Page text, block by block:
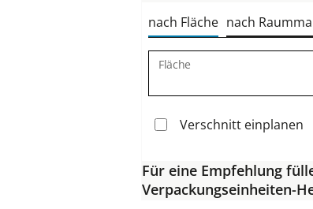
nach Fläche nach
Fläche
Verschnitt einplanen
Für eine Empfehlung
Verpackungseinheiten-